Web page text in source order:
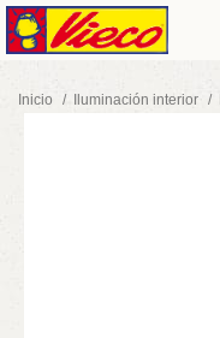
Inicio Iluminación interior